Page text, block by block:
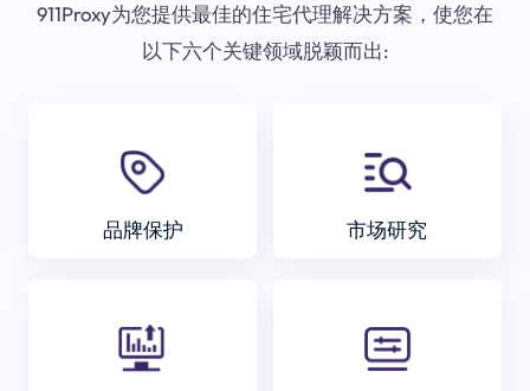
911Proxy为您提供最佳的住宅代理解决方案，使您在
以下六个关键领域脱颖而出:
品牌保护 市场研究